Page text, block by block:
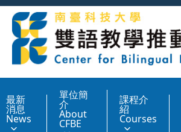
最新
消息
News
單位簡
介
About
CFBE
課程介
紹
Courses